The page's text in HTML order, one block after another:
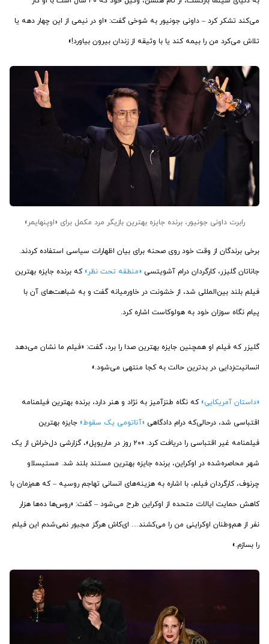
می‌کند تشکر کرد – داونی جونیور به شوخی گفت: «او در نیمی از این چهار دهه یا
تلاش می‌کرد من را بیمه کند یا با وثیقه از زندان بیرون بیاورد!»
رابرت داونی جونیور، برنده جایزه بهترین بازیگر مرد مکمل برای «اوپنهایمر»
برخی برندگان از وقت خود روی صحنه برای بیان اظهارات سیاسی استفاده کردند.
جاناتان گلیزر، کارگردان درام آشویتسی «منطقه تحت نظر» که برنده جایزه بهترین
فیلم بلند بین‌المللی شد، از خشونت در خاورمیانه گفت و به شباهت‌های آن با
پیام نگاه سوزان خود به هولوکاست اشاره کرد.
گلیزر که فیلم او همچنین جایزه بهترین صدا را برد، گفت: «فیلم ما نشان می‌دهد
انسانیت‌زدایی در بدترین حالت به کجا منتهی می‌شود.»
«داستان آمریکایی» که نگاه طنز‌آمیز به نژاد و هنر دارد، برنده بهترین فیلمنامه
اقتباسی شد، درحالی‌که درام دادگاهی «آناتومی یک سقوط» جایزه بهترین
فیلمنامه غیر اقتباسی را دریافت کرد. «۲۰ روز در ماریوپل»، گزارشی دل‌خراش از یک
شهر محاصره‌شده در اوکراین، برنده جایزه بهترین مستند بلند شد. مستیسلاو
چرنوف، کارگردان فیلم، با اشاره به هزینه‌های انسانی تهاجم روسیه – که هم‌زمان با
کاهش حمایت ایالات متحده از اوکراین طرح می‌شود – گفت: «روس‌ها ده‌ها هزار
نفر از هم‌وطنان اوکراینی من را می‌کشند… ای‌کاش هرگز مجبور نمی‌شدم این فیلم
را بسازم.»